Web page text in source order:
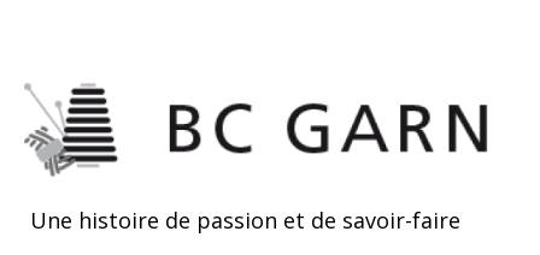
Une histoire de passion et de savoir-faire